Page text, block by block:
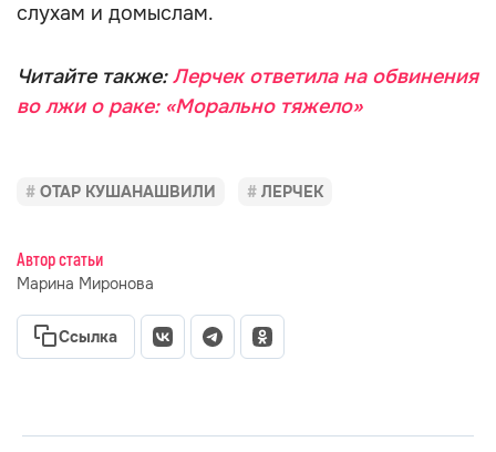
слухам и домыслам.
Читайте также:Лерчек ответила на обвинения
во лжи о раке: «Морально тяжело»
ОТАР КУШАНАШВИЛИ ЛЕРЧЕК
Автор статьи
Марина Миронова
Ссылка